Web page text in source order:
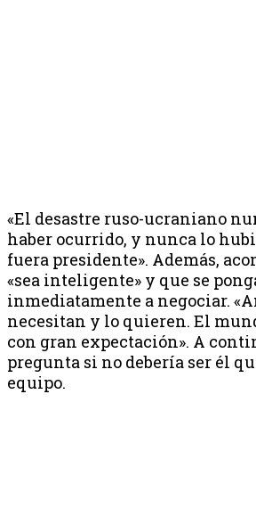
«El desastre ruso-ucraniano
haber ocurrido, y nunca lo
fuera presidente». Además,
«sea inteligente» y que se
inmediatamente a negociar.
necesitan y lo quieren. El
con gran expectación». A
pregunta si no debería ser él
equipo.